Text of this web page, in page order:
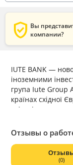
verified_user Вы
компании?
IUTE BANK —
іноземними
група Iute Group
країнах східної
клієнтів.
Компанія
прозорими
клієнтського
Саме цей досвід
моделі роботи
Отзывы о
(0)